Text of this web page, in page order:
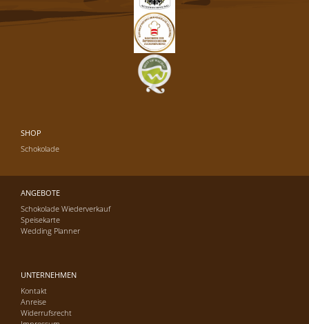
SHOP
Schokolade
ANGEBOTE
Schokolade Wiederverkauf
Speisekarte
Wedding Planner
UNTERNEHMEN
Kontakt
Anreise
Widerrufsrecht